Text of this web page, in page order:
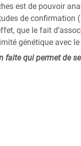
est de pouvoir
de confirmation (
que le fait
génétique avec
faite qui permet de